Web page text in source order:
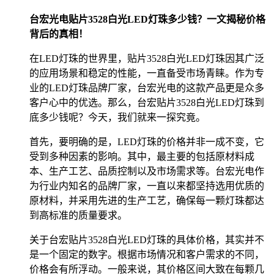
台宏光电贴片3528白光LED灯珠多少钱？一文揭秘价格
背后的真相！
在LED灯珠的世界里，贴片3528白光LED灯珠因其广泛
的应用场景和稳定的性能，一直备受市场青睐。作为专
业的LED灯珠品牌厂家，台宏光电的这款产品更是众多
客户心中的优选。那么，台宏贴片3528白光LED灯珠到
底多少钱呢？今天，我们就来一探究竟。
首先，要明确的是，LED灯珠的价格并非一成不变，它
受到多种因素的影响。其中，最主要的包括原材料成
本、生产工艺、品质控制以及市场需求等。台宏光电作
为行业内知名的品牌厂家，一直以来都坚持选用优质的
原材料，并采用先进的生产工艺，确保每一颗灯珠都达
到高标准的质量要求。
关于台宏贴片3528白光LED灯珠的具体价格，其实并不
是一个固定的数字。根据市场情况和客户需求的不同，
价格会有所浮动。一般来说，其价格区间大致在每颗几